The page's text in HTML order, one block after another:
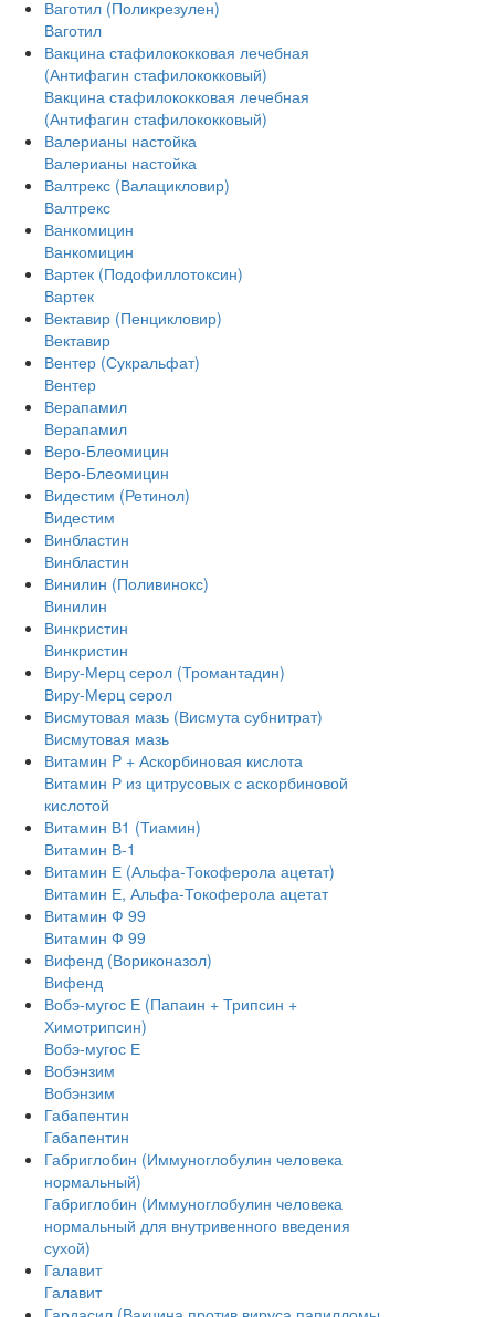
Ваготил (Поликрезулен)
Ваготил
Вакцина стафилококковая лечебная
(Антифагин стафилококковый)
Вакцина стафилококковая лечебная
(Антифагин стафилококковый)
Валерианы настойка
Валерианы настойка
Валтрекс (Валацикловир)
Валтрекс
Ванкомицин
Ванкомицин
Вартек (Подофиллотоксин)
Вартек
Вектавир (Пенцикловир)
Вектавир
Вентер (Сукральфат)
Вентер
Верапамил
Верапамил
Веро-Блеомицин
Веро-Блеомицин
Видестим (Ретинол)
Видестим
Винбластин
Винбластин
Винилин (Поливинокс)
Винилин
Винкристин
Винкристин
Виру-Мерц серол (Тромантадин)
Виру-Мерц серол
Висмутовая мазь (Висмута субнитрат)
Висмутовая мазь
Витамин P + Аскорбиновая кислота
Витамин Р из цитрусовых с аскорбиновой
кислотой
Витамин В1 (Тиамин)
Витамин В-1
Витамин Е (Альфа-Токоферола ацетат)
Витамин Е, Альфа-Токоферола ацетат
Витамин Ф 99
Витамин Ф 99
Вифенд (Вориконазол)
Вифенд
Вобэ-мугос Е (Папаин + Трипсин +
Химотрипсин)
Вобэ-мугос Е
Вобэнзим
Вобэнзим
Габапентин
Габапентин
Габриглобин (Иммуноглобулин человека
нормальный)
Габриглобин (Иммуноглобулин человека
нормальный для внутривенного введения
сухой)
Галавит
Галавит